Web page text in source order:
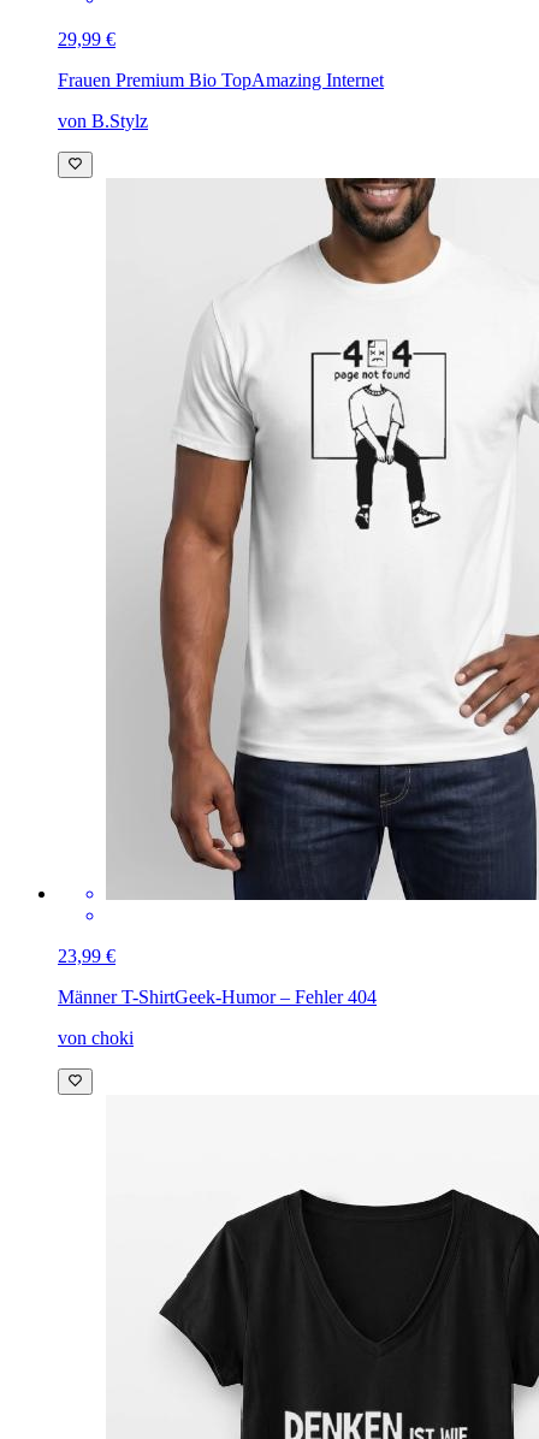
29,99 €
Frauen Premium Bio TopAmazing Internet
von B.Stylz
23,99 €
Männer T-ShirtGeek-Humor – Fehler 404
von choki